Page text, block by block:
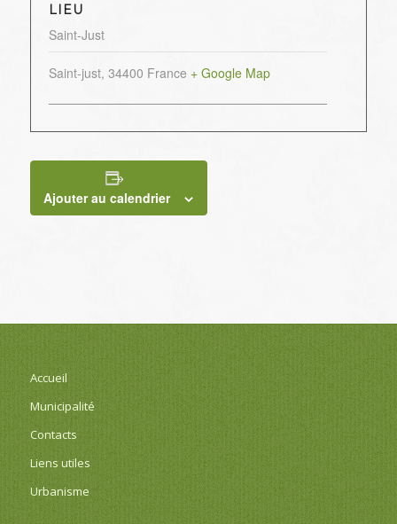
LIEU
Saint-Just
Saint-just, 34400 France + Google Map
Ajouter au calendrier
Accueil
Municipalité
Contacts
Liens utiles
Urbanisme